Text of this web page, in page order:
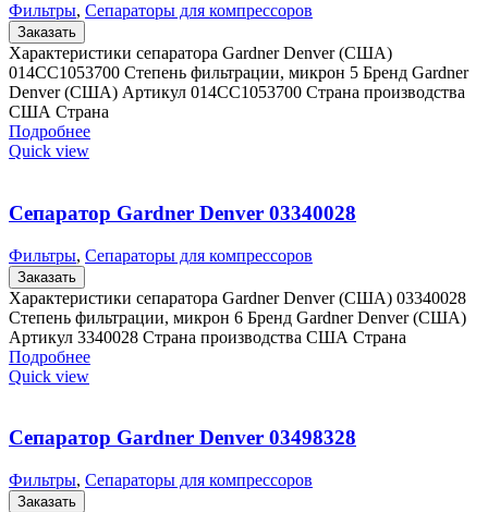
Фильтры, Сепараторы для компрессоров
Заказать
Характеристики сепаратора Gardner Denver (США)
014CC1053700 Степень фильтрации, микрон 5 Бренд Gardner
Denver (США) Артикул 014CC1053700 Страна производства
США Страна
Подробнее
Quick view
Сепаратор Gardner Denver 03340028
Фильтры, Сепараторы для компрессоров
Заказать
Характеристики сепаратора Gardner Denver (США) 03340028
Степень фильтрации, микрон 6 Бренд Gardner Denver (США)
Артикул 3340028 Страна производства США Страна
Подробнее
Quick view
Сепаратор Gardner Denver 03498328
Фильтры, Сепараторы для компрессоров
Заказать